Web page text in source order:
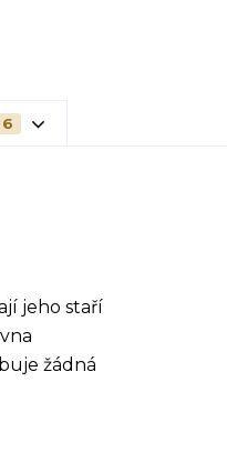
6
jeho staří
žádná